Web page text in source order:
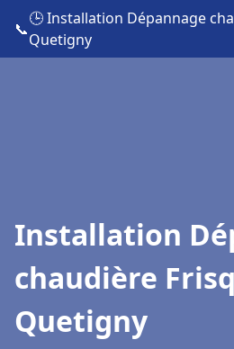
📞
🕒 Installation Dépannage
Quetigny
Installation
chaudière
Quetigny